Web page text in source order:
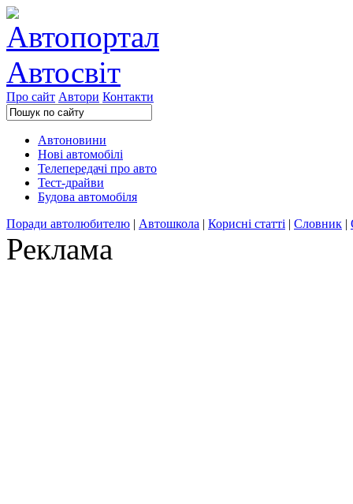
Про сайт Автори Контакти
Автоновини
Нові автомобілі
Телепередачі про авто
Тест-драйви
Будова автомобіля
Поради автолюбителю | Автошкола | Корисні статті | Словник |
Реклама